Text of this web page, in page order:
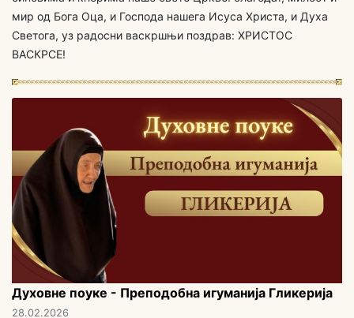
мир од Бога Оца, и Господа нашега Исуса Христа, и Духа
Светога, уз радосни васкршњи поздрав: ХРИСТОС
ВАСКРСЕ!
Духовне поуке - Преподобна игуманија Гликерија
28.02.2026